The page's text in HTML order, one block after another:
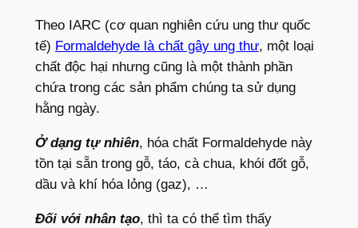
Theo IARC (cơ quan nghiên cứu ung thư quốc
tế) Formaldehyde là chất gây ung thư, một loại
chất độc hại nhưng cũng là một thành phần
chứa trong các sản phẩm chúng ta sử dụng
hằng ngày.
Ở dạng tự nhiên, hóa chất Formaldehyde này
tồn tại sẵn trong gỗ, táo, cà chua, khói đốt gỗ,
dầu và khí hóa lỏng (gaz), …
Đối với nhân tạo, thì ta có thể tìm thấy